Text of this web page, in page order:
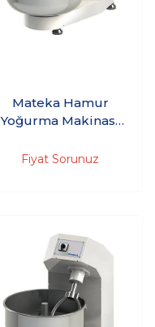
Mateka Hamur
Yoğurma Makinası
600m
Fiyat Sorunuz